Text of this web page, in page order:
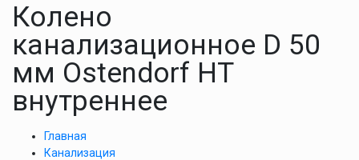
Колено
канализационное D 50
мм Ostendorf HT
внутреннее
Главная
Канализация